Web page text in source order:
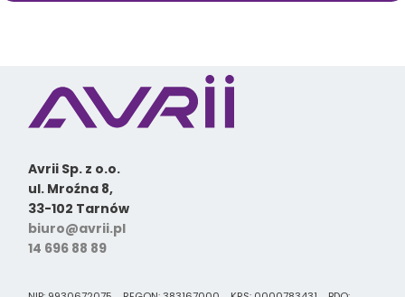
Avrii Sp. z o.o.
ul. Mroźna 8,
33-102 Tarnów
biuro@avrii.pl
14 696 88 89